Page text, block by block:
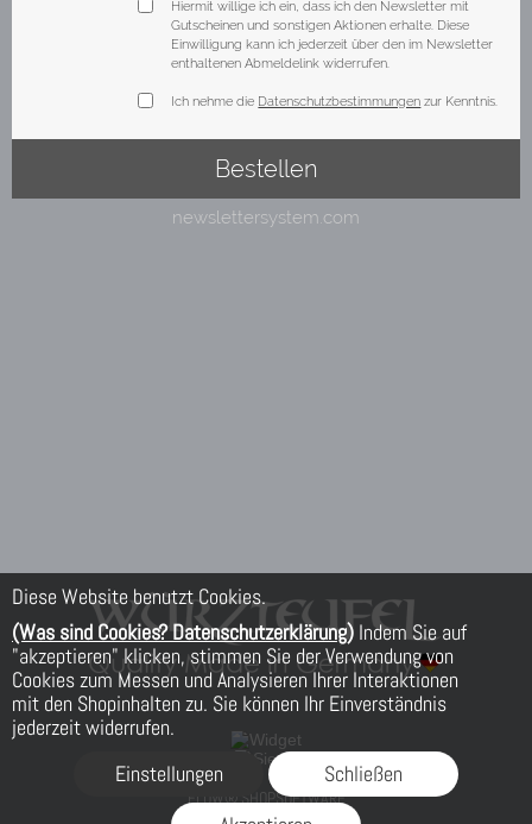
Diese Website benutzt Cookies.
(Was sind Cookies? Datenschutzerklärung) Indem Sie auf
"akzeptieren" klicken, stimmen Sie der Verwendung von
Cookies zum Messen und Analysieren Ihrer Interaktionen
mit den Shopinhalten zu. Sie können Ihr Einverständnis
jederzeit widerrufen.
Einstellungen
Schließen
FLOW® SHOPSOFTWARE